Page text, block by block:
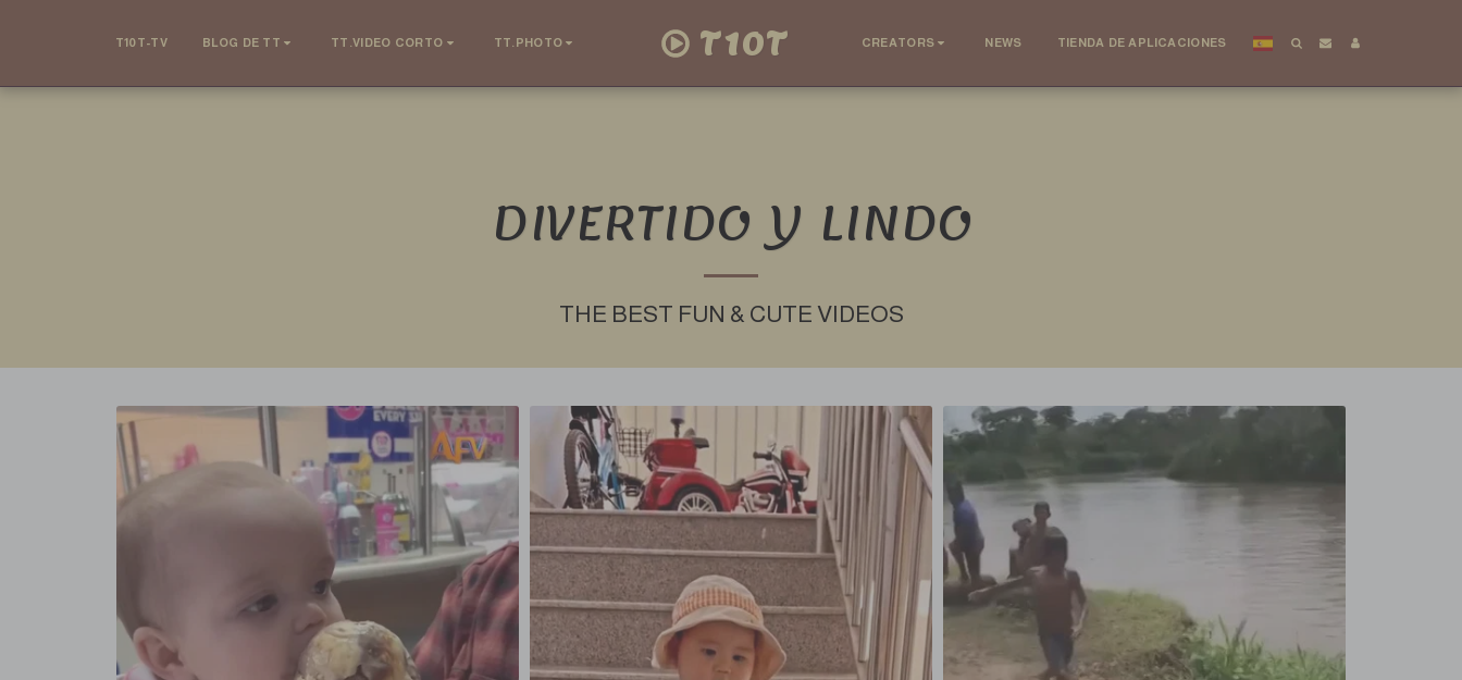
T10T-TV BLOG DE TT TT.VIDEO CORTO TT.PHOTO T10T CREATORS NEWS TIENDA DE APLICACIONES
DIVERTIDO Y LINDO
THE BEST FUN & CUTE VIDEOS